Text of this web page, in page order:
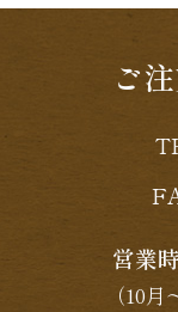
ご
営業
（10